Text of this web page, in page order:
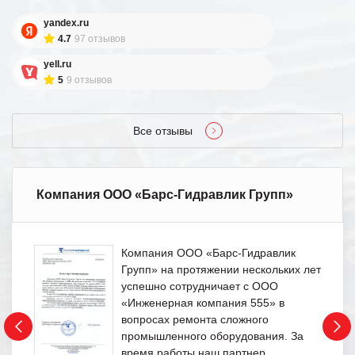
yandex.ru
4.7 97 отзывов
yell.ru
5 9 отзывов
Все отзывы
Компания ООО «Барс-Гидравлик Групп»
Компания ООО «Барс-Гидравлик
Групп» на протяжении нескольких лет
успешно сотрудничает с ООО
«Инженерная компания 555» в
вопросах ремонта сложного
промышленного оборудования. За